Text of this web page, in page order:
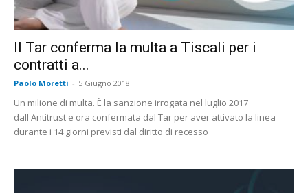
Il Tar conferma la multa a Tiscali per i
contratti a...
Paolo Moretti - 5 Giugno 2018
Un milione di multa. È la sanzione irrogata nel luglio 2017
dall'Antitrust e ora confermata dal Tar per aver attivato la linea
durante i 14 giorni previsti dal diritto di recesso